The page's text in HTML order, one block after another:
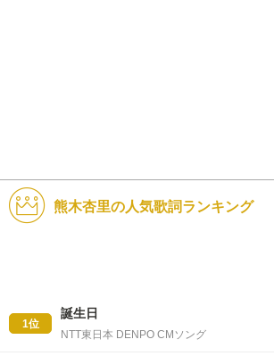
熊木杏里の人気歌詞ランキング
1位
誕生日
NTT東日本 DENPO CMソング